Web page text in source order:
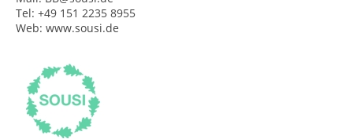
Tel: +49 151 2235 8955
Web: www.sousi.de